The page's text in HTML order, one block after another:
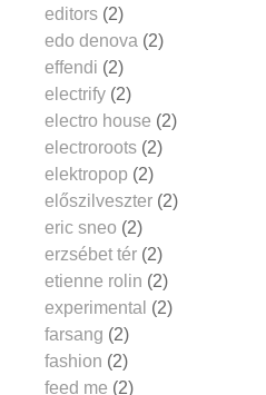
editors (2)
edo denova (2)
effendi (2)
electrify (2)
electro house (2)
electroroots (2)
elektropop (2)
előszilveszter (2)
eric sneo (2)
erzsébet tér (2)
etienne rolin (2)
experimental (2)
farsang (2)
fashion (2)
feed me (2)